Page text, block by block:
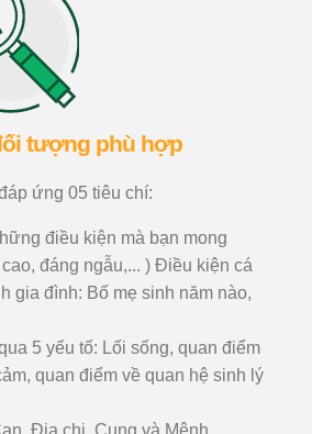
tượng phù hợp
ứng 05 tiêu chí:
điều kiện mà bạn mong
đáng ngẫu,... ) Điều kiện cá
gia đình: Bố mẹ sinh năm nào,
5 yếu tố: Lối sống, quan điểm
quan điểm về quan hệ sinh lý
Địa chi, Cung và Mệnh